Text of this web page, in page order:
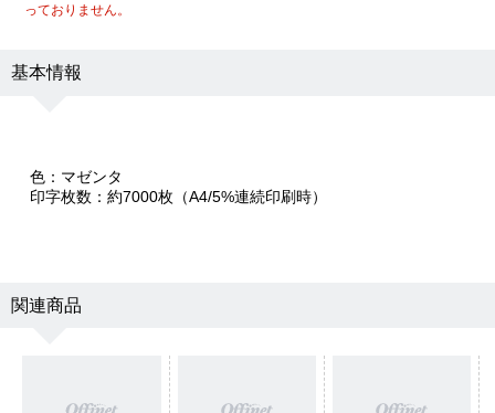
っておりません。
基本情報
色：マゼンタ
印字枚数：約7000枚（A4/5%連続印刷時）
関連商品